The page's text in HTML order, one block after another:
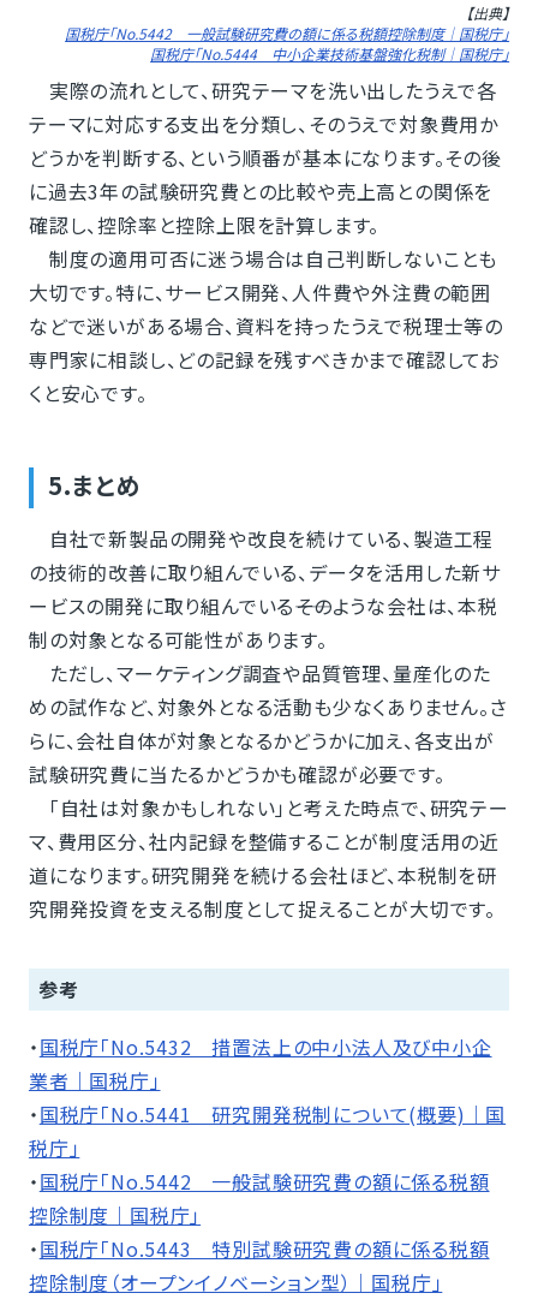
【出典】
国税庁「No.5442 一般試験研究費の額に係る税額控除制度｜国税庁」
国税庁「No.5444 中小企業技術基盤強化税制｜国税庁」
実際の流れとして、研究テーマを洗い出したうえで各
テーマに対応する支出を分類し、そのうえで対象費用か
どうかを判断する、という順番が基本になります。その後
に過去3年の試験研究費との比較や売上高との関係を
確認し、控除率と控除上限を計算します。
制度の適用可否に迷う場合は自己判断しないことも
大切です。特に、サービス開発、人件費や外注費の範囲
などで迷いがある場合、資料を持ったうえで税理士等の
専門家に相談し、どの記録を残すべきかまで確認してお
くと安心です。
5.まとめ
自社で新製品の開発や改良を続けている、製造工程
の技術的改善に取り組んでいる、データを活用した新サ
ービスの開発に取り組んでいる――そのような会社は、本税
制の対象となる可能性があります。
ただし、マーケティング調査や品質管理、量産化のた
めの試作など、対象外となる活動も少なくありません。さ
らに、会社自体が対象となるかどうかに加え、各支出が
試験研究費に当たるかどうかも確認が必要です。
「自社は対象かもしれない」と考えた時点で、研究テー
マ、費用区分、社内記録を整備することが制度活用の近
道になります。研究開発を続ける会社ほど、本税制を研
究開発投資を支える制度として捉えることが大切です。
参考
・国税庁「No.5432 措置法上の中小法人及び中小企
業者｜国税庁」
・国税庁「No.5441 研究開発税制について(概要)｜国
税庁」
・国税庁「No.5442 一般試験研究費の額に係る税額
控除制度｜国税庁」
・国税庁「No.5443 特別試験研究費の額に係る税額
控除制度（オープンイノベーション型）｜国税庁」